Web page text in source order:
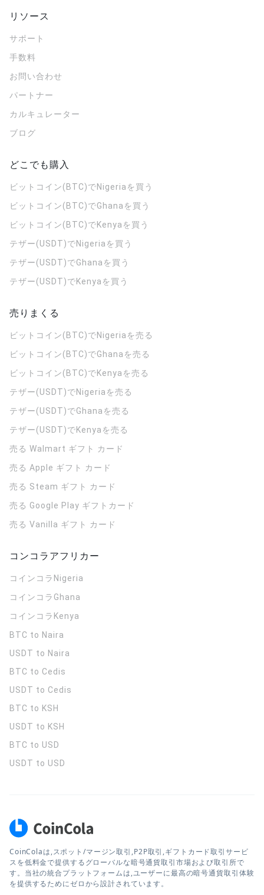
リソース
サポート
手数料
お問い合わせ
パートナー
カルキュレーター
ブログ
どこでも購入
ビットコイン(BTC)でNigeriaを買う
ビットコイン(BTC)でGhanaを買う
ビットコイン(BTC)でKenyaを買う
テザー(USDT)でNigeriaを買う
テザー(USDT)でGhanaを買う
テザー(USDT)でKenyaを買う
売りまくる
ビットコイン(BTC)でNigeriaを売る
ビットコイン(BTC)でGhanaを売る
ビットコイン(BTC)でKenyaを売る
テザー(USDT)でNigeriaを売る
テザー(USDT)でGhanaを売る
テザー(USDT)でKenyaを売る
売る Walmart ギフト カード
売る Apple ギフト カード
売る Steam ギフト カード
売る Google Play ギフトカード
売る Vanilla ギフト カード
コンコラアフリカー
コインコラ Nigeria
コインコラ Ghana
コインコラ Kenya
BTC to Naira
USDT to Naira
BTC to Cedis
USDT to Cedis
BTC to KSH
USDT to KSH
BTC to USD
USDT to USD
CoinColaは,スポット/マージン取引,P2P取引,ギフトカード取引サービ
スを低料金で提供するグローバルな暗号通貨取引市場および取引所で
す。当社の統合プラットフォームは,ユーザーに最高の暗号通貨取引体験
を提供するためにゼロから設計されています。